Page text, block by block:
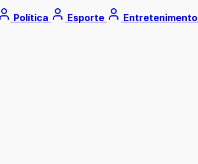
Política Esporte Entretenimento